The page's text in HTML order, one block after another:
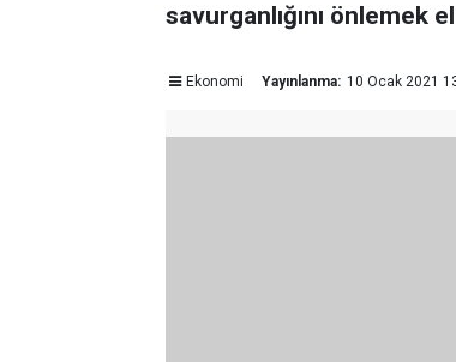
savurganlığını önlemek
Ekonomi Yayınlanma: 10 Ocak 2021